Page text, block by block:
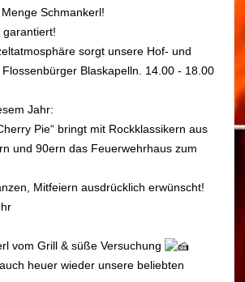
Schmankerl!
garantiert!
sorgt unsere Hof- und
Blaskapelln. 14.00 - 18.00
Jahr:
Pie“ bringt mit Rockklassikern aus
und 90ern das Feuerwehrhaus zum
Mitfeiern ausdrücklich erwünscht!
vom Grill & süße Versuchung
heuer wieder unsere beliebten